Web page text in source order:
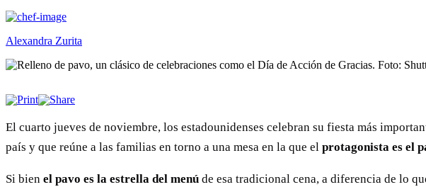
Alexandra Zurita
El cuarto jueves de noviembre, los estadounidenses celebran su fiesta más
país y que reúne a las familias en torno a una mesa en la que el protagonista es el
Si bien el pavo es la estrella del menú de esa tradicional cena, a diferencia de lo